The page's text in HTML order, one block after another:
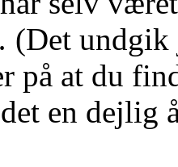
undgik
på at du
en dejlig